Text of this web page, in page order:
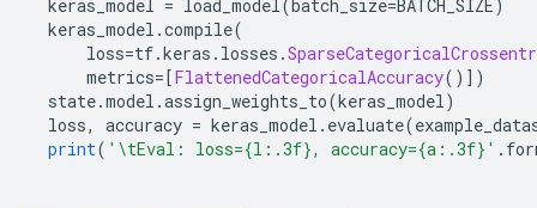
keras_model = load_model(batch_size=BATCH_SIZE)
keras_model .compile(
loss=tf.keras . losses .
metrics=[FlattenedCategoricalAccuracy()])
state.model .assign_weights_to(keras_model)
loss, accuracy = keras_model . evaluate(
print( '\tEval: loss={l:.3f}, accuracy={a:.3f}' .